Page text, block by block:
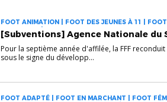
FOOT ANIMATION | FOOT DES JEUNES À 11 |
PRATIQUES | LABEL & PEF
[Subventions] Agence Nationale du
Pour la septième année d'affilée, la FFF
sous le signe du développ...
FOOT ADAPTÉ | FOOT EN MARCHANT | FOOT